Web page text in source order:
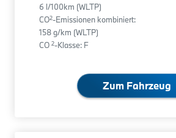
6 l/100km (WLTP)
CO2-Emissionen kombiniert:
158 g/km (WLTP)
CO 2-Klasse: F
Zum Fahrzeug